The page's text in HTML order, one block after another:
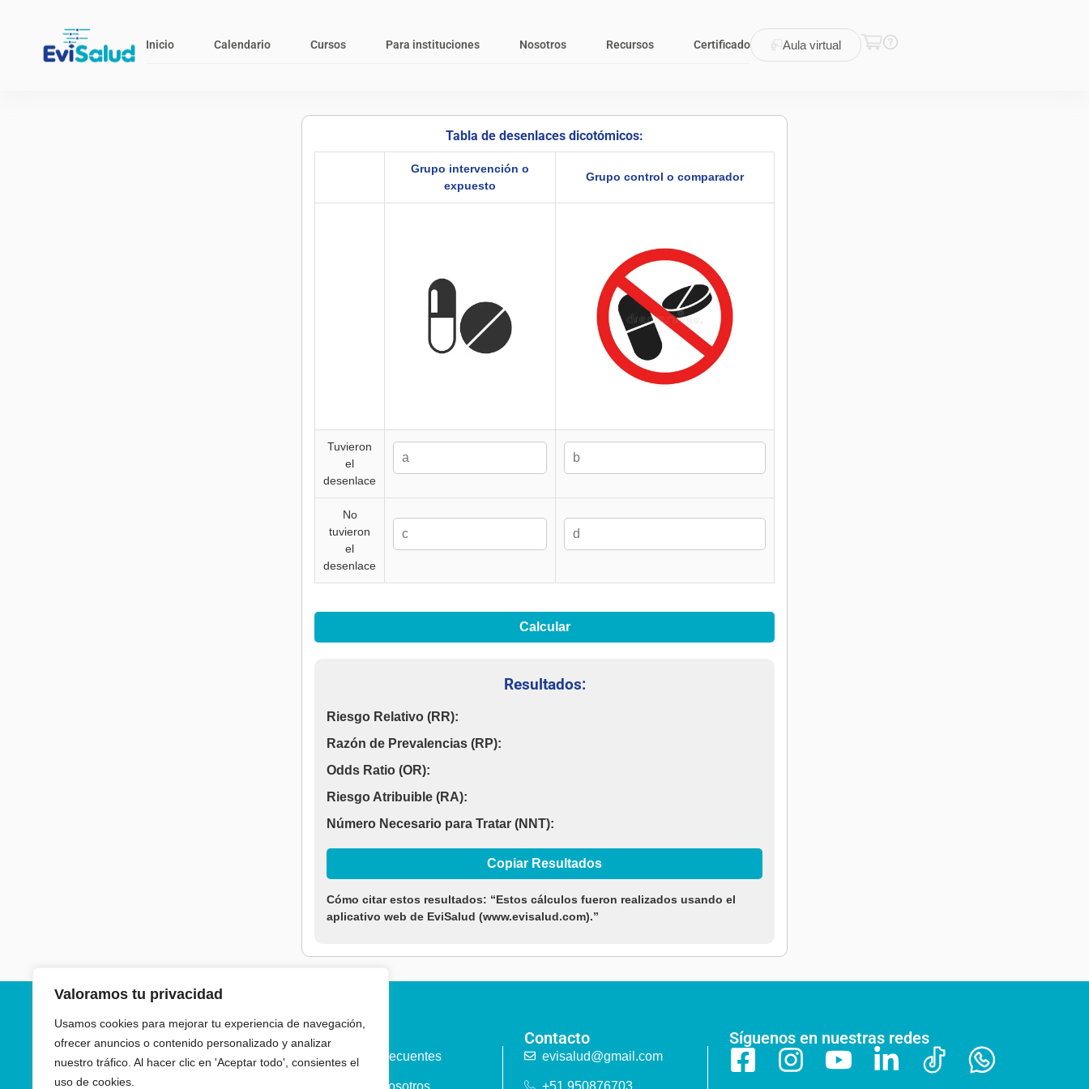
Valoramos tu privacidad
Usamos cookies para mejorar tu experiencia de navegación,
ofrecer anuncios o contenido personalizado y analizar
nuestro tráfico. Al hacer clic en 'Aceptar todo', consientes el
uso de cookies.
Inicio Calendario Cursos Para instituciones Nosotros Recursos Certificado Aula virtual
Tabla de desenlaces dicotómicos:
Grupo intervención o
expuesto
Grupo control o comparador
Tuvieron
el
desenlace
No
tuvieron
el
desenlace
Calcular
Resultados:
Riesgo Relativo (RR):
Razón de Prevalencias (RP):
Odds Ratio (OR):
Riesgo Atribuible (RA):
Número Necesario para Tratar (NNT):
Copiar Resultados
Cómo citar estos resultados: “Estos cálculos fueron realizados usando el
aplicativo web de EviSalud (www.evisalud.com).”
Navega
Preguntas frecuentes
Acerca de nosotros
Contacto
evisalud@gmail.com
+51 950876703
Síguenos en nuestras redes